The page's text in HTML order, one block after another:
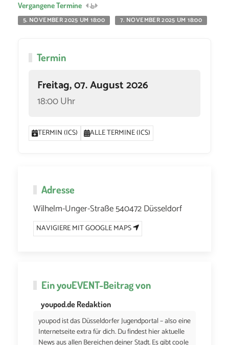
Vergangene Termine
5. NOVEMBER 2025 UM 18:00
7. NOVEMBER 2025 UM 18:00
Termin
Freitag, 07. August 2026
18:00 Uhr
TERMIN (ICS) ALLE TERMINE (ICS)
Adresse
Wilhelm-Unger-Straße 540472 Düsseldorf
NAVIGIERE MIT GOOGLE MAPS
EinyouEVENT-Beitrag von
youpod.de Redaktion
youpod ist das Düsseldorfer Jugendportal – also eine
Internetseite extra für dich. Du findest hier aktuelle